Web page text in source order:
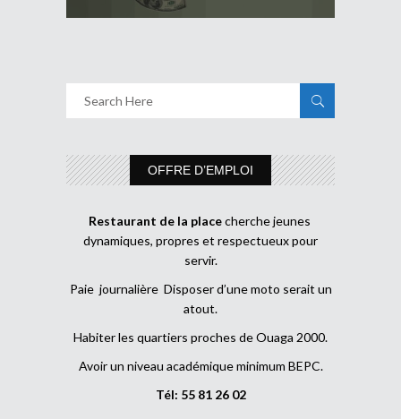
OFFRE D’EMPLOI
Restaurant de la placecherche jeunes
dynamiques, propres et respectueux pour
servir.
Paie journalière Disposer d’une moto serait un
atout.
Habiter les quartiers proches de Ouaga 2000.
Avoir un niveau académique minimum BEPC.
Tél: 55 81 26 02